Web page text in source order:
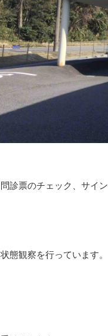
問診票のチェック、サイン
状態観察を行っています。